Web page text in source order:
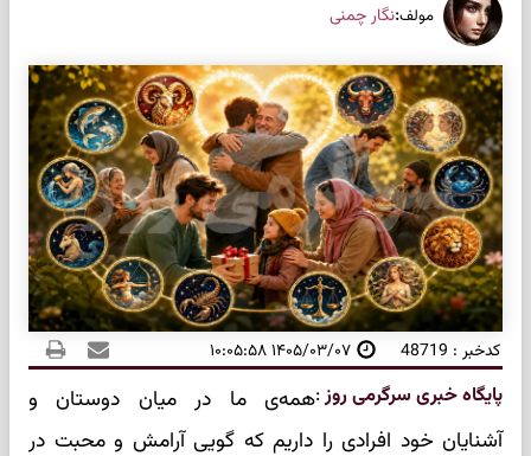
مولف:نگار چمنی
کدخبر : 48719 ۱۴۰۵/۰۳/۰۷ ۱۰:۰۵:۵۸
پایگاه خبری سرگرمی روز:همه‌ی ما در میان دوستان و
آشنایان خود افرادی را داریم که گویی آرامش و محبت در